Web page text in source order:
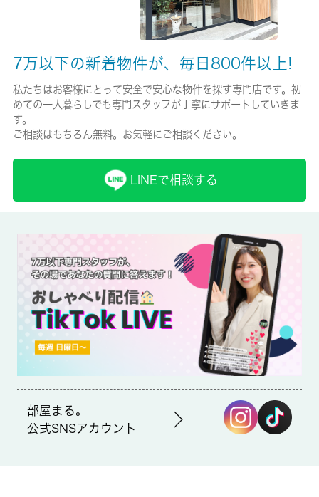
エポスカードの審査からとなります。審査結果により他の保証会
賃料の６０％から１００％・月額保証料有
賃貸区分/契約期間
仲介
備考
ファイバーゲートインターネット無料（Ｗｉ－Ｆｉ対応）Ｊ：Ｃ
ＯＭ 敷地内専用ゴミ置場 住環境良好 コンビニまで徒歩２
分 ペット飼育の場合、敷金２箇月 償却１箇月
家から120mのところに清瀬松山郵便局があります。共用部には
宅配ボックスが備え付けられているため、対面で荷物を受け取ら
なくて済みます。室内設備はネット使用料不要・エアコン・
CATVなど大変充実しております。住まいを探すにあたって、清
瀬市へお引っ越しを検討しているのであれば、 城南コミュニテ
ィにお任せください。
7万以下の新着物件が、毎日800件以上!
私たちはお客様にとって安全で安心な物件を探す専門店です。初
めての一人暮らしでも専門スタッフが丁寧にサポートしていきま
す。
ご相談はもちろん無料。お気軽にご相談ください。
LINEで相談する
部屋まる。
公式SNSアカウント